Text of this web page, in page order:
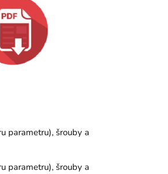
parametru), šrouby a
parametru), šrouby a